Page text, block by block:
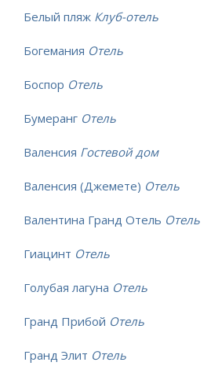
Белый пляж Клуб-отель
Богемания Отель
Боспор Отель
Бумеранг Отель
Валенсия Гостевой дом
Валенсия (Джемете) Отель
Валентина Гранд Отель Отель
Гиацинт Отель
Голубая лагуна Отель
Гранд Прибой Отель
Гранд Элит Отель